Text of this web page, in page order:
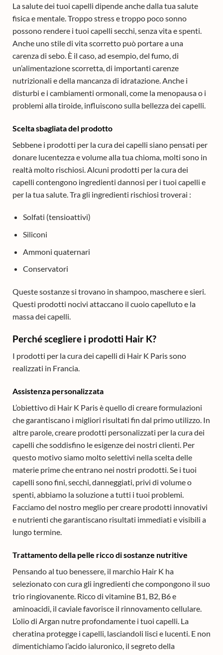
La salute dei tuoi capelli dipende anche dalla tua salute
fisica e mentale. Troppo stress e troppo poco sonno
possono rendere i tuoi capelli secchi, senza vita e spenti.
Anche uno stile di vita scorretto può portare a una
carenza di sebo. È il caso, ad esempio, del fumo, di
un’alimentazione scorretta, di importanti carenze
nutrizionali e della mancanza di idratazione. Anche i
disturbi e i cambiamenti ormonali, come la menopausa o i
problemi alla tiroide, influiscono sulla bellezza dei capelli.
Scelta sbagliata del prodotto
Sebbene i prodotti per la cura dei capelli siano pensati per
donare lucentezza e volume alla tua chioma, molti sono in
realtà molto rischiosi. Alcuni prodotti per la cura dei
capelli contengono ingredienti dannosi per i tuoi capelli e
per la tua salute. Tra gli ingredienti rischiosi troverai :
Solfati (tensioattivi)
Siliconi
Ammoni quaternari
Conservatori
Queste sostanze si trovano in shampoo, maschere e sieri.
Questi prodotti nocivi attaccano il cuoio capelluto e la
massa dei capelli.
Perché scegliere i prodotti Hair K?
I prodotti per la cura dei capelli di Hair K Paris sono
realizzati in Francia.
Assistenza personalizzata
L’obiettivo di Hair K Paris è quello di creare formulazioni
che garantiscano i migliori risultati fin dal primo utilizzo. In
altre parole, creare prodotti personalizzati per la cura dei
capelli che soddisfino le esigenze dei nostri clienti. Per
questo motivo siamo molto selettivi nella scelta delle
materie prime che entrano nei nostri prodotti. Se i tuoi
capelli sono fini, secchi, danneggiati, privi di volume o
spenti, abbiamo la soluzione a tutti i tuoi problemi.
Facciamo del nostro meglio per creare prodotti innovativi
e nutrienti che garantiscano risultati immediati e visibili a
lungo termine.
Trattamento della pelle ricco di sostanze nutritive
Pensando al tuo benessere, il marchio Hair K ha
selezionato con cura gli ingredienti che compongono il suo
trio ringiovanente. Ricco di vitamine B1, B2, B6 e
aminoacidi, il caviale favorisce il rinnovamento cellulare.
L’olio di Argan nutre profondamente i tuoi capelli. La
cheratina protegge i capelli, lasciandoli lisci e lucenti. E non
dimentichiamo l’acido ialuronico, il segreto della